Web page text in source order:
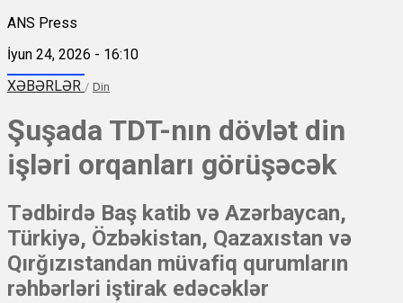
ANS Press
İyun 24, 2026 - 16:10
XƏBƏRLƏR / Din
Şuşada TDT-nın dövlət din
işləri orqanları görüşəcək
Tədbirdə Baş katib və Azərbaycan,
Türkiyə, Özbəkistan, Qazaxıstan və
Qırğızıstandan müvafiq qurumların
rəhbərləri iştirak edəcəklər